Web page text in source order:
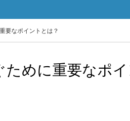
要なポイントとは？
ために重要なポ